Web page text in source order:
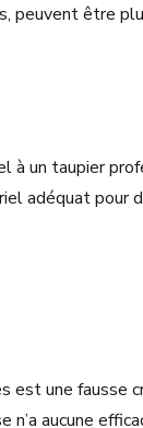
peuvent être
à un taupier
adéquat pour
une fausse
aucune